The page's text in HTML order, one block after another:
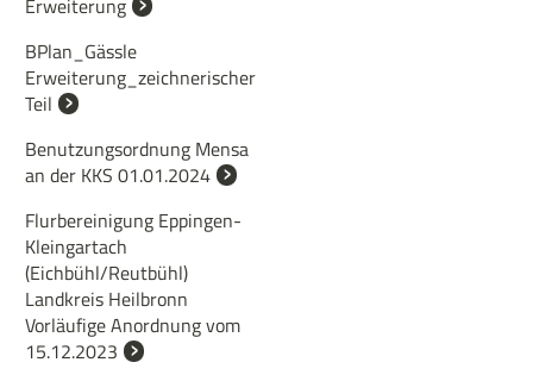
Erweiterung
BPlan_Gässle
Erweiterung_zeichnerischer
Teil
Benutzungsordnung Mensa
an der KKS 01.01.2024
Flurbereinigung Eppingen-
Kleingartach
(Eichbühl/Reutbühl)
Landkreis Heilbronn
Vorläufige Anordnung vom
15.12.2023